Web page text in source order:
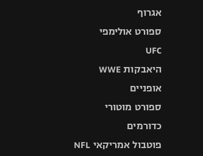
אגרוף
ספורט אולימפי
UFC
היאבקות WWE
אופניים
ספורט מוטורי
כדורמים
פוטבול אמריקאי NFL